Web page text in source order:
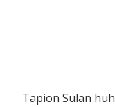
Tapion Sulan